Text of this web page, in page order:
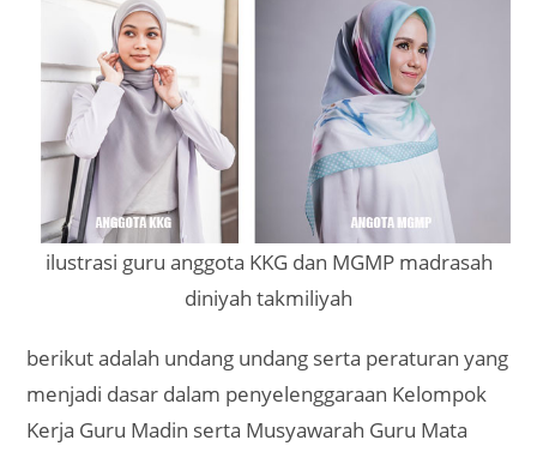
ilustrasi guru anggota KKG dan MGMP madrasah
diniyah takmiliyah
berikut adalah undang undang serta peraturan yang
menjadi dasar dalam penyelenggaraan Kelompok
Kerja Guru Madin serta Musyawarah Guru Mata